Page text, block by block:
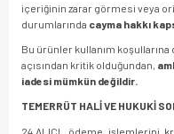
içeriğinin zarar görmesi veya
durumlarında cayma hakkı
Bu ürünler kullanım
açısından kritik olduğundan,
iadesi mümkün değildir.
TEMERRÜT HALİ VE HUKUKİ
24.ALICI, ödeme işlemlerini